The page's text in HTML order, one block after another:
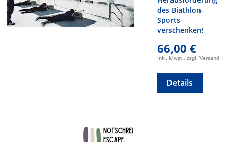
des Biathlon-
Sports
verschenken!
66,00 €
inkl. Mwst., zzgl. Versand
Details